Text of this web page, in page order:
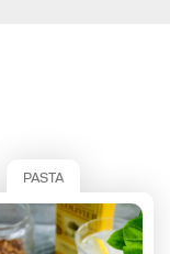
PASTA